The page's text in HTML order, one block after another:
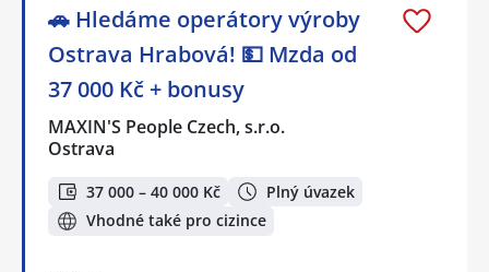
🚗 Hledáme operátory výroby
Ostrava Hrabová! 💵 Mzda od
37 000 Kč + bonusy
MAXIN'S People Czech, s.r.o.
Ostrava
37 000 – 40 000 Kč
Plný úvazek
Vhodné také pro cizince